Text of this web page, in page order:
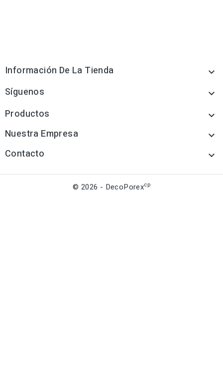
Información De La Tienda 
Síguenos 
Productos 
Nuestra Empresa 
Contacto 
© 2026 - DecoPorexcp